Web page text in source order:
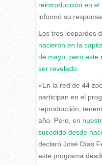
reintroducción en el
informó su
Los tres leopardos
nacieron en la
de mayo, pero este
ser revelado.
«En la red de 44
participan en el
reproducción,
año. Pero, en
sucedido desde
declaró José Días
este programa